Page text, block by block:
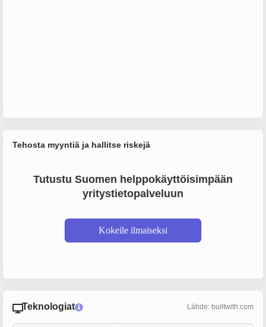
Tehosta myyntiä ja hallitse riskejä
Tutustu Suomen helppokäyttöisimpään
yritystietopalveluun
Kokeile ilmaiseksi
Teknologiat Lähde: builtwith.com